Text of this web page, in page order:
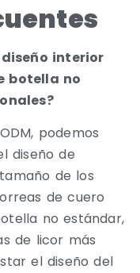
diseño interior
botella no
podemos
diseño de
de los
de cuero
no estándar,
de licor más
el diseño del